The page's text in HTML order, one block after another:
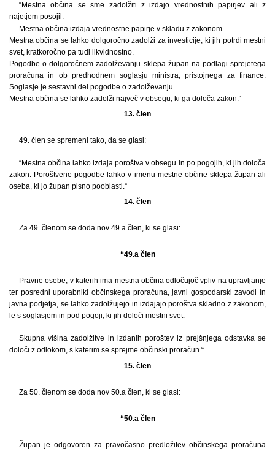
“Mestna občina se sme zadolžiti z izdajo vrednostnih papirjev ali z
najetjem posojil.
Mestna občina izdaja vrednostne papirje v skladu z zakonom.
Mestna občina se lahko dolgoročno zadolži za investicije, ki jih potrdi mestni
svet, kratkoročno pa tudi likvidnostno.
Pogodbe o dolgoročnem zadolževanju sklepa župan na podlagi sprejetega
proračuna in ob predhodnem soglasju ministra, pristojnega za finance.
Soglasje je sestavni del pogodbe o zadolževanju.
Mestna občina se lahko zadolži največ v obsegu, ki ga določa zakon.“
13. člen
49. člen se spremeni tako, da se glasi:
“Mestna občina lahko izdaja poroštva v obsegu in po pogojih, ki jih določa
zakon. Poroštvene pogodbe lahko v imenu mestne občine sklepa župan ali
oseba, ki jo župan pisno pooblasti.“
14. člen
Za 49. členom se doda nov 49.a člen, ki se glasi:
“49.a člen
Pravne osebe, v katerih ima mestna občina odločujoč vpliv na upravljanje
ter posredni uporabniki občinskega proračuna, javni gospodarski zavodi in
javna podjetja, se lahko zadolžujejo in izdajajo poroštva skladno z zakonom,
le s soglasjem in pod pogoji, ki jih določi mestni svet.
Skupna višina zadolžitve in izdanih poroštev iz prejšnjega odstavka se
določi z odlokom, s katerim se sprejme občinski proračun.“
15. člen
Za 50. členom se doda nov 50.a člen, ki se glasi:
“50.a člen
Župan je odgovoren za pravočasno predložitev občinskega proračuna